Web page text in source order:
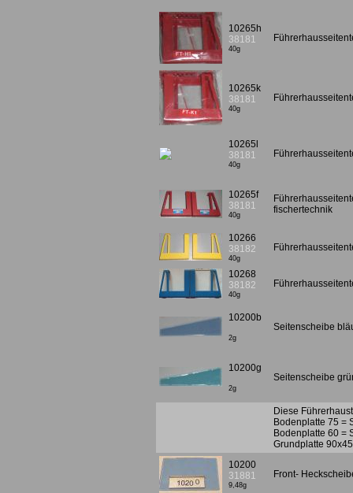
10265h
38181
40g
10265k
38181
40g
10265l
38181
40g
10265f
38181
40g
fischertechnik
10266
38182
40g
10268
38182
40g
10200b
2g
Seitenscheibe
10200g
2g
Seitenscheibe
Diese
Bodenplatte 75 =
Bodenplatte 60 =
Grundplatte
10200
31881
9,48g
Front-